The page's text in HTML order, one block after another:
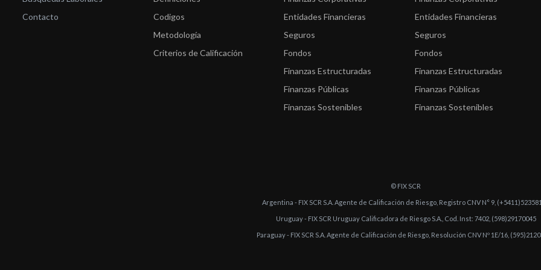
Contacto
Codigos
Metodología
Criterios de Calificación
Entidades Financieras
Seguros
Fondos
Finanzas Estructuradas
Finanzas Públicas
Finanzas Sostenibles
Entidades Financieras
Seguros
Fondos
Finanzas Estructuradas
Finanzas Públicas
Finanzas Sostenibles
© FIX SCR
Argentina - FIX SCR S.A. Agente de Calificación de Riesgo, Registro CNV N° 9,
Uruguay - FIX SCR Uruguay Calificadora de Riesgo S.A., Cod. Inst: 7402, (598)29170045
Paraguay - FIX SCR S.A. Agente de Calificación de Riesgo, Resolución CNV Nº 1E/16,